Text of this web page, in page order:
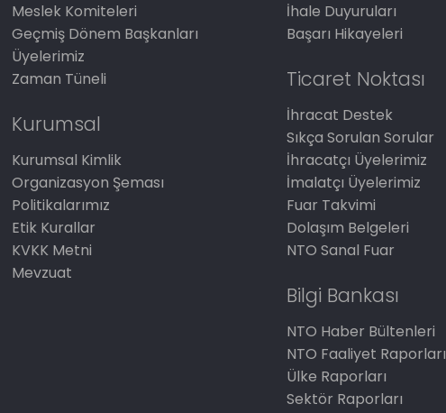
Meslek Komiteleri
Geçmiş Dönem Başkanları
Üyelerimiz
Zaman Tüneli
Kurumsal
Kurumsal Kimlik
Organizasyon Şeması
Politikalarımız
Etik Kurallar
KVKK Metni
Mevzuat
İhale Duyuruları
Başarı Hikayeleri
Ticaret Noktası
İhracat Destek
Sıkça Sorulan Sorular
İhracatçı Üyelerimiz
İmalatçı Üyelerimiz
Fuar Takvimi
Dolaşım Belgeleri
NTO Sanal Fuar
Bilgi Bankası
NTO Haber Bültenleri
NTO Faaliyet Raporları
Ülke Raporları
Sektör Raporları